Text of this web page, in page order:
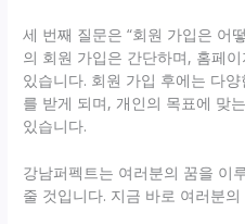
세 번째 질문은 “회원 가입은 어
의 회원 가입은 간단하며, 홈페
있습니다. 회원 가입 후에는 다
를 받게 되며, 개인의 목표에 맞
있습니다.
강남퍼펙트는 여러분의 꿈을 이
줄 것입니다. 지금 바로 여러분